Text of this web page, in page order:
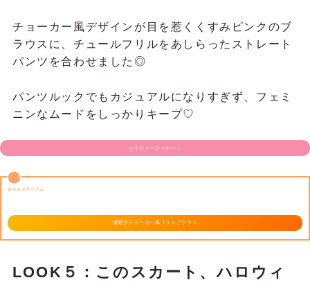
チョーカー風デザインが目を惹くくすみピンクのブ
ラウスに、チュールフリルをあしらったストレート
パンツを合わせました◎
パンツルックでもカジュアルになりすぎず、フェミ
ニンなムードをしっかりキープ♡
まりのコーディネート
おススメアイテム
肩開きチョーカー風フリルブラウス
LOOK５：このスカート、ハロウィ